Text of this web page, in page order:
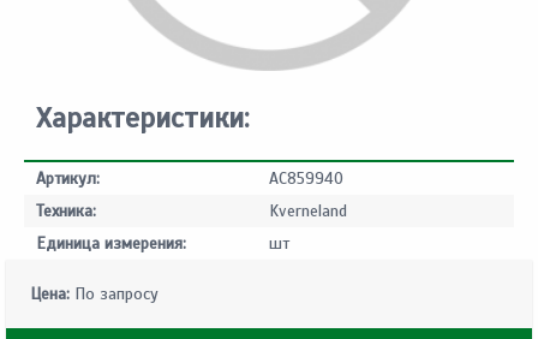
Характеристики:
Артикул:
AC859940
Техника:
Kverneland
Единица измерения:
шт
Цена: По запросу